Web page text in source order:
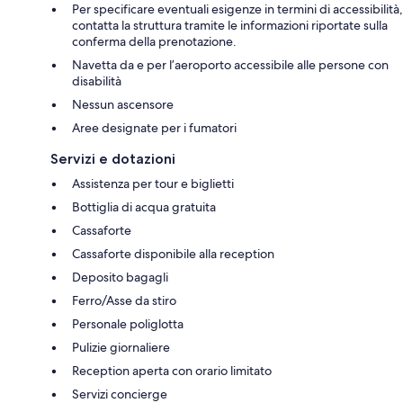
Per specificare eventuali esigenze in termini di accessibilità,
contatta la struttura tramite le informazioni riportate sulla
conferma della prenotazione.
Navetta da e per l’aeroporto accessibile alle persone con
disabilità
Nessun ascensore
Aree designate per i fumatori
Servizi e dotazioni
Assistenza per tour e biglietti
Bottiglia di acqua gratuita
Cassaforte
Cassaforte disponibile alla reception
Deposito bagagli
Ferro/Asse da stiro
Personale poliglotta
Pulizie giornaliere
Reception aperta con orario limitato
Servizi concierge